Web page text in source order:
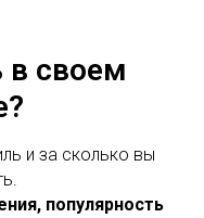
в своем
и за сколько вы
популярность